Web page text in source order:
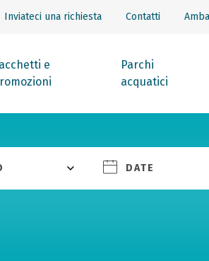
Inviateci una richiesta Contatti
e
Parchi
acquatici
DATE